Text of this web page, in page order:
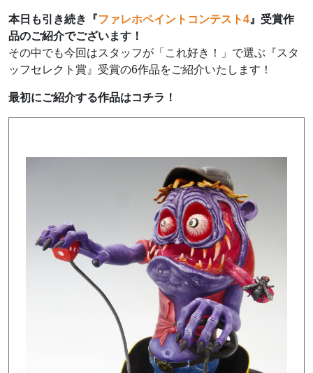
本日も引き続き『ファレホペイントコンテスト4 』受賞作
品のご紹介でございます！
その中でも今回はスタッフが「これ好き！」で選ぶ『スタ
ッフセレクト賞』受賞の6作品をご紹介いたします！
最初にご紹介する作品はコチラ！